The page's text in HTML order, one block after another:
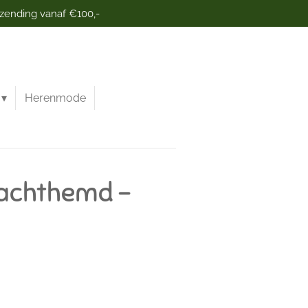
vanaf €100,-
Herenmode
-